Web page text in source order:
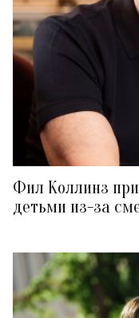
Фил Коллинз
детьми из-за